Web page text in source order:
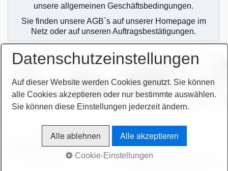
Gabelstapler Hubwagen Arbeitsbuehnen
Werkstattofen, Heizanlagen
Zerspanungs- & Elektrowerkzeuge
Diverses
Maschinenankauf
Shop
unsere allgemeinen Geschäftsbedingungen.
Sie finden unsere AGB`s auf unserer Homepage im
Netz oder auf unseren Auftragsbestätigungen.
Sitemap intern
Datenschutzerklärung
intern
© 2026 höchsmann-maschinen GmbH
Datenschutzeinstellungen
Auf dieser Website werden Cookies genutzt. Sie können
alle Cookies akzeptieren oder nur bestimmte auswählen.
Sie können diese Einstellungen jederzeit ändern.
Alle ablehnen Alle akzeptieren
Cookie-Einstellungen